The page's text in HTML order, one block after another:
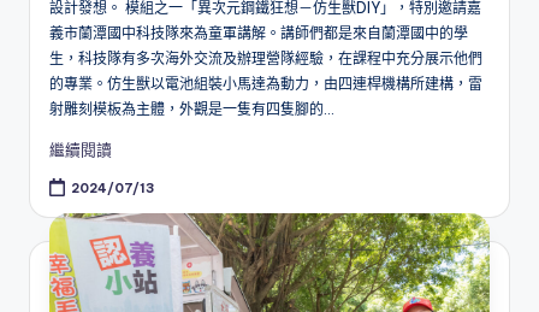
設計發想。 模組之一「異次元鋼鐵狂想－仿生獸DIY」，特別邀請嘉
義市蘭潭國中科技隊來為童軍講解。講師們都是來自蘭潭國中的學
生，科技隊有多次海外交流及辦理營隊經驗，在課程中充分展示他們
的專業。仿生獸以電池組裝小馬達為動力，由四連桿機構所建構，雷
射雕刻模板為主體，外觀是一隻有四隻腳的...
繼續閱讀
2024/07/13